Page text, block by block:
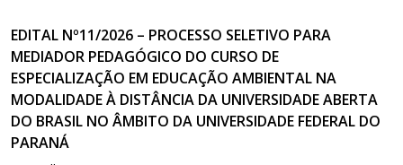
EDITAL Nº11/2026 – PROCESSO SELETIVO PARA
MEDIADOR PEDAGÓGICO DO CURSO DE
ESPECIALIZAÇÃO EM EDUCAÇÃO AMBIENTAL NA
MODALIDADE À DISTÂNCIA DA UNIVERSIDADE ABERTA
DO BRASIL NO ÂMBITO DA UNIVERSIDADE FEDERAL DO
PARANÁ